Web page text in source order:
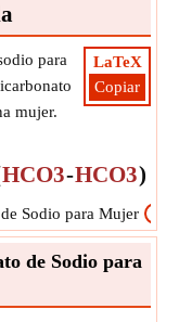
LaTeX
Copiar
para
mujer.
HCO3-HCO3)
Sodio para Mujer
de Sodio para